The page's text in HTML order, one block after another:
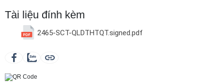
Tài liệu đính kèm
2465-SCT-QLDTHTQT.signed.pdf